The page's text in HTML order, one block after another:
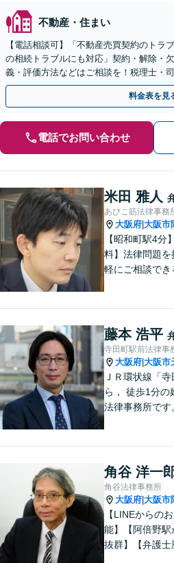
不動産・住まい
【電話相談可】「不動産売買契約のトラ
の相続トラブルにも対応」契約・解除・
義・評価方法などはご相談を！税理士・
連携対応◎【英語・韓国語対応】
料金表を見
電話でお問い合わせ
米田 雅人
あびこ筋法律事務
大阪府 大阪市
【昭和町駅4分
料】法律問題
軽にご相談でき
い分野に対応し
お気軽にご相談
【夜間・休日
藤本 浩平
寺田町駅前法律事
大阪府 大阪市
ＪＲ環状線「
ら， 徒歩1分の
法律事務所です
角谷 洋一
角谷法律事務所
大阪府 大阪市
【LINEからの
能】【阿倍野駅
抜群】【弁護士